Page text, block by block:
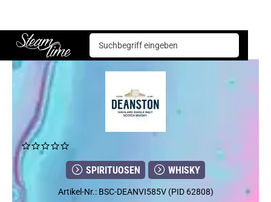
Steam time
Spirituosen Whisky Deanston Virgin Oak Batch No. 1 Single Malt Scotch Whisky 58,5% Vol. 700ml
SPIRITUOSEN WHISKY
Artikel-Nr.: BSC-DEANVI585V (PID 62808)